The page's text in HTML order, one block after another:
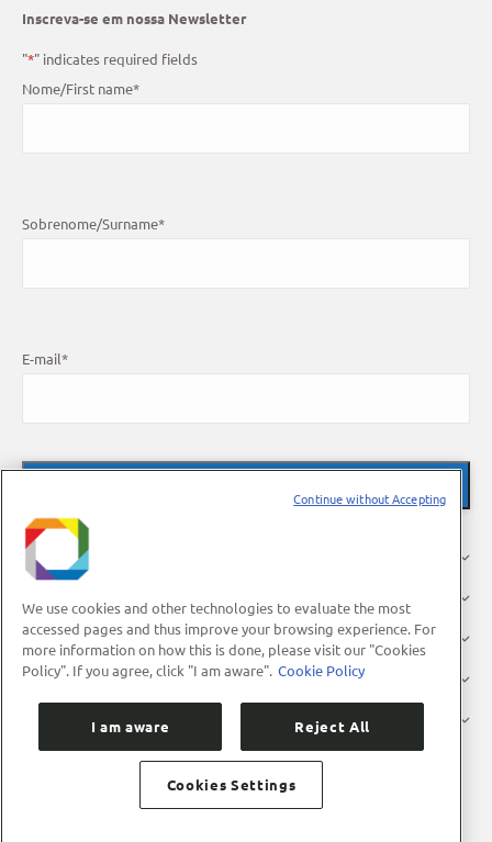
Inscreva-se em nossa Newsletter
"*" indicates required fields
Nome/First name*
Sobrenome/Surname*
E-mail*
About Us
Industry
Users
We use cookies and other technologies to evaluate the most
accessed pages and thus improve your browsing experience. For
more information on how this is done, please visit our "Cookies
Policy". If you agree, click "I am aware". Cookie Policy
I am aware Reject All
Cookies Settings
Continue without Accepting